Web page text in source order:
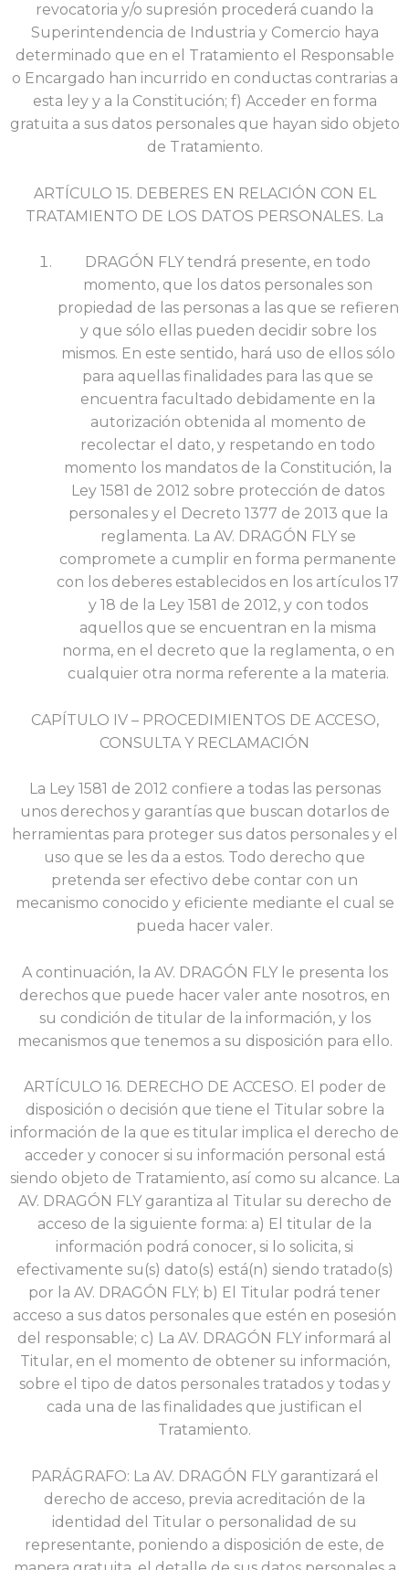
revocatoria y/o supresión procederá cuando la
Superintendencia de Industria y Comercio haya
determinado que en el Tratamiento el Responsable
o Encargado han incurrido en conductas contrarias a
esta ley y a la Constitución; f) Acceder en forma
gratuita a sus datos personales que hayan sido objeto
de Tratamiento.
ARTÍCULO 15. DEBERES EN RELACIÓN CON EL
TRATAMIENTO DE LOS DATOS PERSONALES. La
DRAGÓN FLY tendrá presente, en todo
momento, que los datos personales son
propiedad de las personas a las que se refieren
y que sólo ellas pueden decidir sobre los
mismos. En este sentido, hará uso de ellos sólo
para aquellas finalidades para las que se
encuentra facultado debidamente en la
autorización obtenida al momento de
recolectar el dato, y respetando en todo
momento los mandatos de la Constitución, la
Ley 1581 de 2012 sobre protección de datos
personales y el Decreto 1377 de 2013 que la
reglamenta. La AV. DRAGÓN FLY se
compromete a cumplir en forma permanente
con los deberes establecidos en los artículos 17
y 18 de la Ley 1581 de 2012, y con todos
aquellos que se encuentran en la misma
norma, en el decreto que la reglamenta, o en
cualquier otra norma referente a la materia.
CAPÍTULO IV – PROCEDIMIENTOS DE ACCESO,
CONSULTA Y RECLAMACIÓN
La Ley 1581 de 2012 confiere a todas las personas
unos derechos y garantías que buscan dotarlos de
herramientas para proteger sus datos personales y el
uso que se les da a estos. Todo derecho que
pretenda ser efectivo debe contar con un
mecanismo conocido y eficiente mediante el cual se
pueda hacer valer.
A continuación, la AV. DRAGÓN FLY le presenta los
derechos que puede hacer valer ante nosotros, en
su condición de titular de la información, y los
mecanismos que tenemos a su disposición para ello.
ARTÍCULO 16. DERECHO DE ACCESO. El poder de
disposición o decisión que tiene el Titular sobre la
información de la que es titular implica el derecho de
acceder y conocer si su información personal está
siendo objeto de Tratamiento, así como su alcance. La
AV. DRAGÓN FLY garantiza al Titular su derecho de
acceso de la siguiente forma: a) El titular de la
información podrá conocer, si lo solicita, si
efectivamente su(s) dato(s) está(n) siendo tratado(s)
por la AV. DRAGÓN FLY; b) El Titular podrá tener
acceso a sus datos personales que estén en posesión
del responsable; c) La AV. DRAGÓN FLY informará al
Titular, en el momento de obtener su información,
sobre el tipo de datos personales tratados y todas y
cada una de las finalidades que justifican el
Tratamiento.
PARÁGRAFO: La AV. DRAGÓN FLY garantizará el
derecho de acceso, previa acreditación de la
identidad del Titular o personalidad de su
representante, poniendo a disposición de este, de